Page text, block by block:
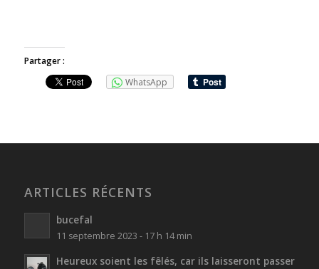
Partager :
WhatsApp
ARTICLES RÉCENTS
bucefal
11 septembre 2023 - 17 h 14 min
Heureux soient les fêlés, car ils laisseront passer